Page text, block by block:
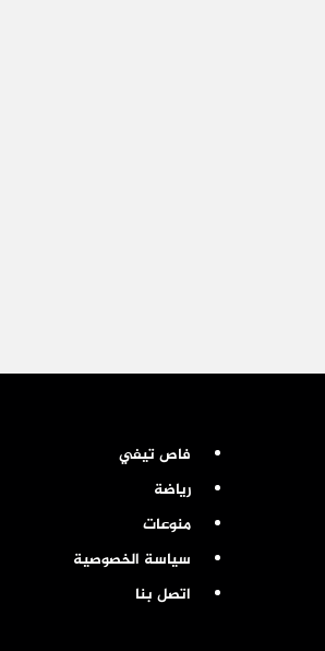
فاص تيفي
رياضة
منوعات
سياسة الخصوصية
اتصل بنا